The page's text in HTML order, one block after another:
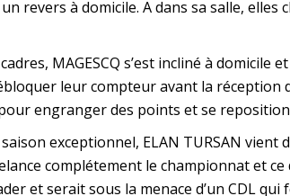
revers à domicile. A dans sa salle,
MAGESCQ s’est incliné à domicile
leur compteur avant la réception
engranger des points et se
exceptionnel, ELAN TURSAN vient
complétement le championnat et ce
et serait sous la menace d’un CDL